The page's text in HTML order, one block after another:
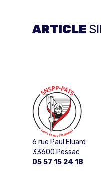
ARTICLE
6 rue Paul Eluard
33600 Pessac
05 57 15 24 18